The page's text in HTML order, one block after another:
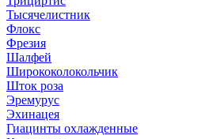
Тысячелистник
Флокс
Фрезия
Шалфей
Ширококолокольчик
Шток роза
Эремурус
Эхинацея
Гиацинты охлажденные